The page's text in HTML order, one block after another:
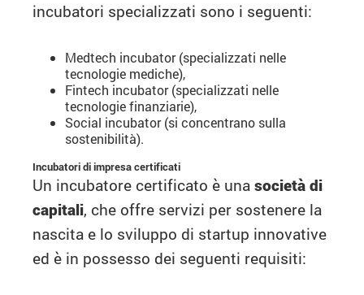
incubatori specializzati sono i seguenti:
Medtech incubator (specializzati nelle
tecnologie mediche),
Fintech incubator (specializzati nelle
tecnologie finanziarie),
Social incubator (si concentrano sulla
sostenibilità).
Incubatori di impresa certificati
Un incubatore certificato è una società di
capitali, che offre servizi per sostenere la
nascita e lo sviluppo di startup innovative
ed è in possesso dei seguenti requisiti: